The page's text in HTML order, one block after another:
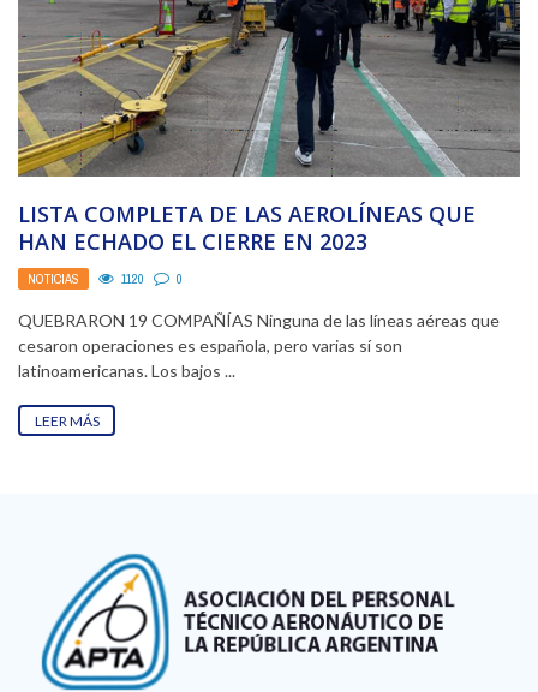
LISTA COMPLETA DE LAS AEROLÍNEAS QUE
HAN ECHADO EL CIERRE EN 2023
NOTICIAS 1120 0
QUEBRARON 19 COMPAÑÍAS Ninguna de las líneas aéreas que
cesaron operaciones es española, pero varias sí son
latinoamericanas. Los bajos ...
LEER MÁS